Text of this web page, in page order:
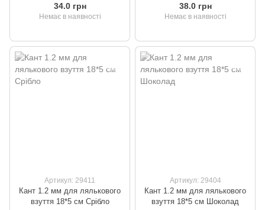
34.0 грн
Немає в наявності
38.0 грн
Немає в наявності
Артикул: 29411
Кант 1.2 мм для лялькового
взуття 18*5 см Срібло
Артикул: 29404
Кант 1.2 мм для лялькового
взуття 18*5 см Шоколад